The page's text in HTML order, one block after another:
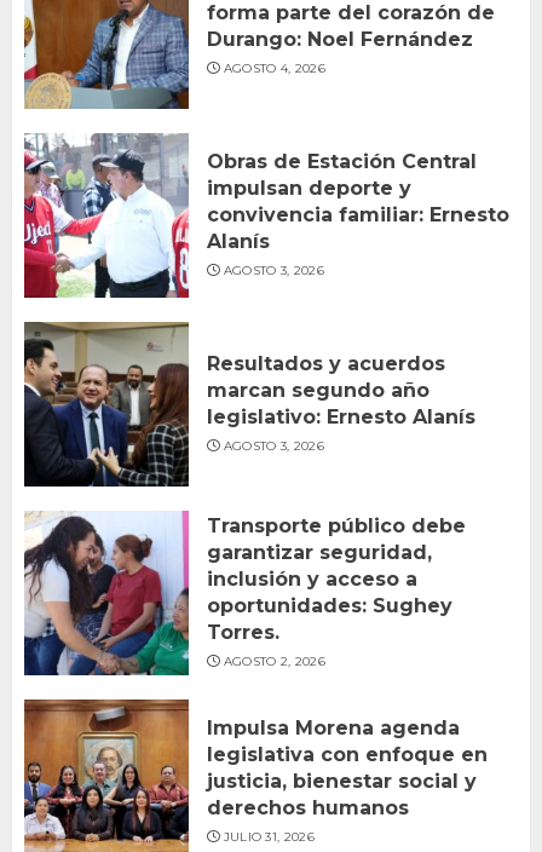
forma parte del corazón de
Durango: Noel Fernández
AGOSTO 4, 2026
Obras de Estación Central
impulsan deporte y
convivencia familiar: Ernesto
Alanís
AGOSTO 3, 2026
Resultados y acuerdos
marcan segundo año
legislativo: Ernesto Alanís
AGOSTO 3, 2026
Transporte público debe
garantizar seguridad,
inclusión y acceso a
oportunidades: Sughey
Torres.
AGOSTO 2, 2026
Impulsa Morena agenda
legislativa con enfoque en
justicia, bienestar social y
derechos humanos
JULIO 31, 2026